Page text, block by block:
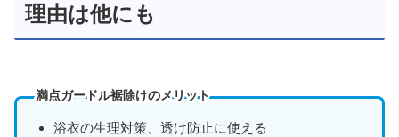
理由は他にも
満点ガードル裾除けのメリット
浴衣の生理対策、透け防止に使える